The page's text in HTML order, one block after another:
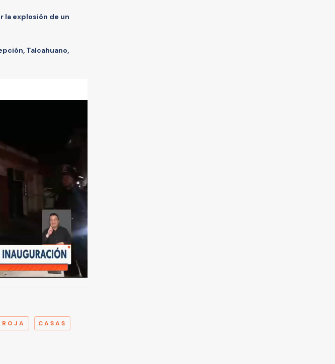
la explosión de un
Talcahuano,
CASAS